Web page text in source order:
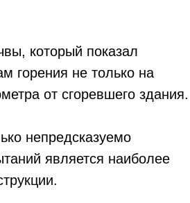
который показал
горения не только на
от сгоревшего здания.
непредсказуемо
является наиболее